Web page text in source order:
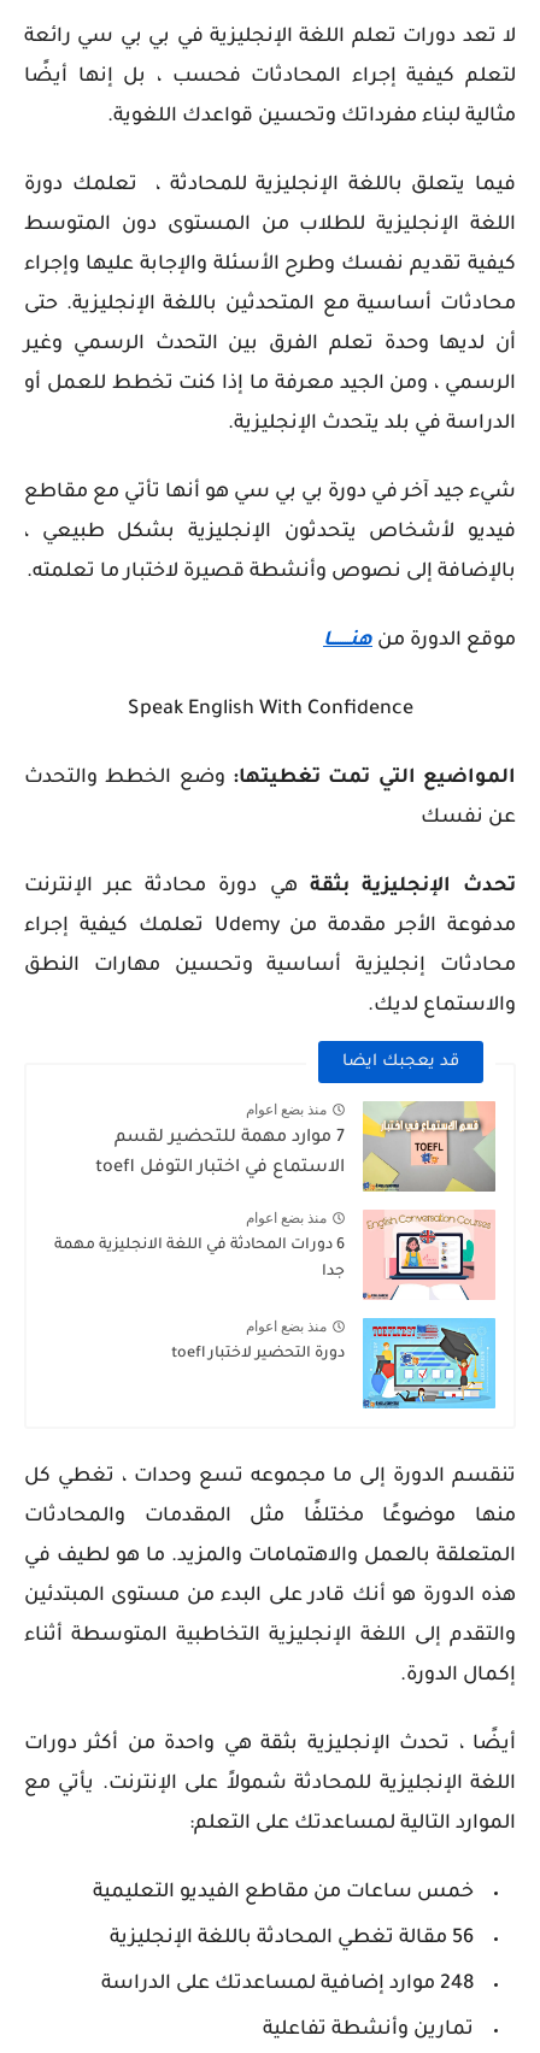
لا تعد دورات تعلم اللغة الإنجليزية في بي بي سي رائعة
لتعلم كيفية إجراء المحادثات فحسب ، بل إنها أيضًا
مثالية لبناء مفرداتك وتحسين قواعدك اللغوية.
فيما يتعلق باللغة الإنجليزية للمحادثة ، تعلمك دورة
اللغة الإنجليزية للطلاب من المستوى دون المتوسط
كيفية تقديم نفسك وطرح الأسئلة والإجابة عليها وإجراء
محادثات أساسية مع المتحدثين باللغة الإنجليزية. حتى
أن لديها وحدة تعلم الفرق بين التحدث الرسمي وغير
الرسمي ، ومن الجيد معرفة ما إذا كنت تخطط للعمل أو
الدراسة في بلد يتحدث الإنجليزية.
شيء جيد آخر في دورة بي بي سي هو أنها تأتي مع مقاطع
فيديو لأشخاص يتحدثون الإنجليزية بشكل طبيعي ،
بالإضافة إلى نصوص وأنشطة قصيرة لاختبار ما تعلمته.
موقع الدورة من هنــــــــا
Speak English With Confidence
المواضيع التي تمت تغطيتها: وضع الخطط والتحدث
عن نفسك
تحدث الإنجليزية بثقة هي دورة محادثة عبر الإنترنت
مدفوعة الأجر مقدمة من Udemy تعلمك كيفية إجراء
محادثات إنجليزية أساسية وتحسين مهارات النطق
والاستماع لديك.
قد يعجبك ايضا
منذ بضع اعوام
7 موارد مهمة للتحضير لقسم
الاستماع في اختبار التوفل toefl
منذ بضع اعوام
6 دورات المحادثة في اللغة الانجليزية مهمة
جدا
منذ بضع اعوام
دورة التحضير لاختبار toefl
تنقسم الدورة إلى ما مجموعه تسع وحدات ، تغطي كل
منها موضوعًا مختلفًا مثل المقدمات والمحادثات
المتعلقة بالعمل والاهتمامات والمزيد. ما هو لطيف في
هذه الدورة هو أنك قادر على البدء من مستوى المبتدئين
والتقدم إلى اللغة الإنجليزية التخاطبية المتوسطة أثناء
إكمال الدورة.
أيضًا ، تحدث الإنجليزية بثقة هي واحدة من أكثر دورات
اللغة الإنجليزية للمحادثة شمولاً على الإنترنت. يأتي مع
الموارد التالية لمساعدتك على التعلم:
خمس ساعات من مقاطع الفيديو التعليمية
56 مقالة تغطي المحادثة باللغة الإنجليزية
248 موارد إضافية لمساعدتك على الدراسة
تمارين وأنشطة تفاعلية